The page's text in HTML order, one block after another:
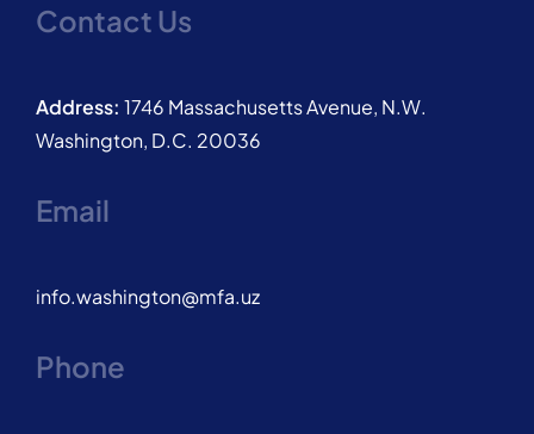
Contact Us
Address: 1746 Massachusetts Avenue, N.W.
Washington, D.C. 20036
Email
info.washington@mfa.uz
Phone